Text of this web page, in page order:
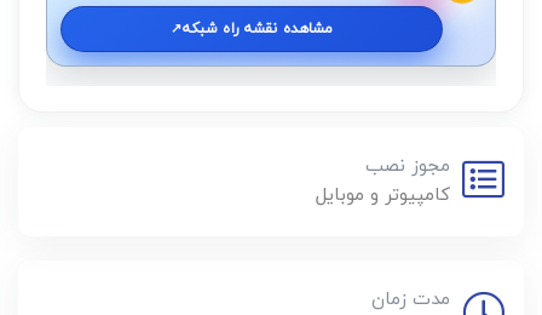
مشاهده نقشه راه شبکه↗️
مجوز نصب
کامپیوتر و موبایل
مدت زمان